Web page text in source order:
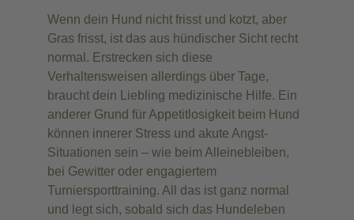
Wenn dein Hund nicht frisst und kotzt, aber
Gras frisst, ist das aus hündischer Sicht recht
normal. Erstrecken sich diese
Verhaltensweisen allerdings über Tage,
braucht dein Liebling medizinische Hilfe. Ein
anderer Grund für Appetitlosigkeit beim Hund
können innerer Stress und akute Angst-
Situationen sein – wie beim Alleinebleiben,
bei Gewitter oder engagiertem
Turniersporttraining. All das ist ganz normal
und legt sich, sobald sich das Hundeleben